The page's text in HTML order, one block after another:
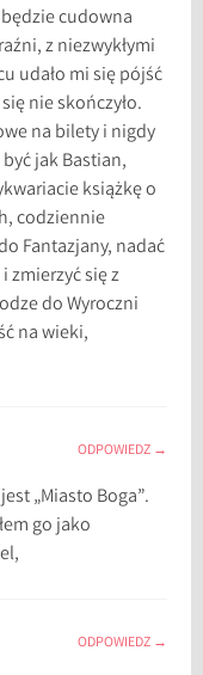
cudowna
z niezwykłymi
udało mi się pójść
nie skończyło.
na bilety i nigdy
jak Bastian,
książkę o
codziennie
Fantazjany, nadać
zmierzyć się z
do Wyroczni
na wieki,
ODPOWIEDZ
„Miasto Boga”.
go jako
ODPOWIEDZ